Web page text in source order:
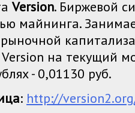
Version. Биржевой
майнинга.
на текущий
- 0,01130 руб.
: http://